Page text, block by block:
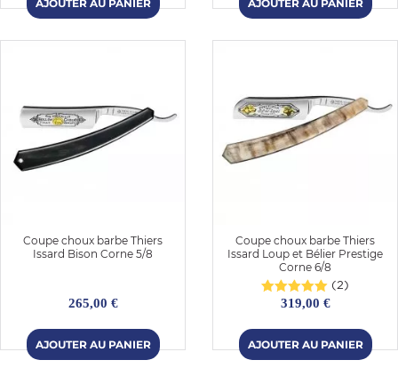
Coupe choux barbe Thiers
Issard Bison Corne 5/8
265,00 €
Coupe choux barbe Thiers
Issard Loup et Bélier Prestige
Corne 6/8
(2)
319,00 €